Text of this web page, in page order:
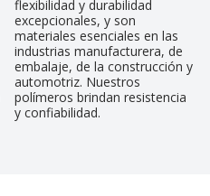
flexibilidad y durabilidad
excepcionales, y son
materiales esenciales en las
industrias manufacturera, de
embalaje, de la construcción y
automotriz. Nuestros
polímeros brindan resistencia
y confiabilidad.